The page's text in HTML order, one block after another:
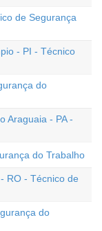
de Segurança
- PI - Técnico
do
Araguaia - PA -
do Trabalho
RO - Técnico de
do